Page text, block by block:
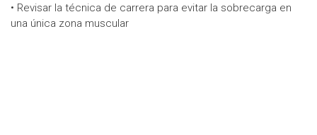
• Revisar la técnica de carrera para evitar la sobrecarga en
una única zona muscular